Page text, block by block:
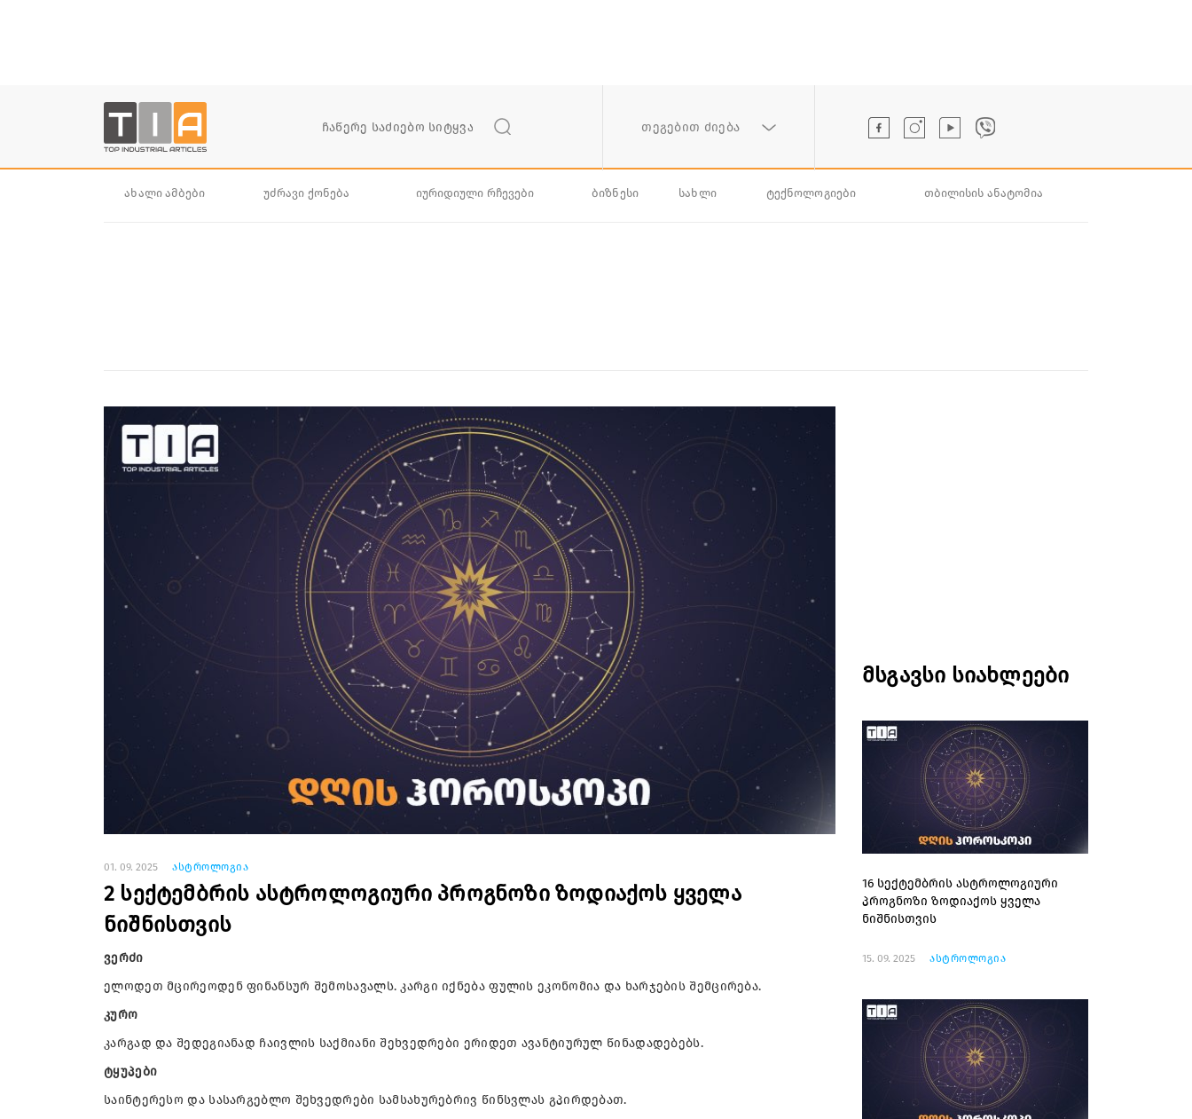
თეგებით ძიება
ახალი ამბები უძრავი ქონება იურიდიული რჩევები ბიზნესი სახლი ტექნოლოგიები თბილისის ანატომია
01. 09. 2025 ასტროლოგია
2 სექტემბრის ასტროლოგიური პროგნოზი ზოდიაქოს ყველა
ნიშნისთვის
ვერძი
ელოდეთ მცირეოდენ ფინანსურ შემოსავალს. კარგი იქნება ფულის ეკონომია და ხარჯების შემცირება.
კურო
კარგად და შედეგიანად ჩაივლის საქმიანი შეხვედრები ერიდეთ ავანტიურულ წინადადებებს.
ტყუპები
საინტერესო და სასარგებლო შეხვედრები სამსახურებრივ წინსვლას გპირდებათ.
მსგავსი სიახლეები
16 სექტემბრის ასტროლოგიური
პროგნოზი ზოდიაქოს ყველა
ნიშნისთვის
15. 09. 2025 ასტროლოგია